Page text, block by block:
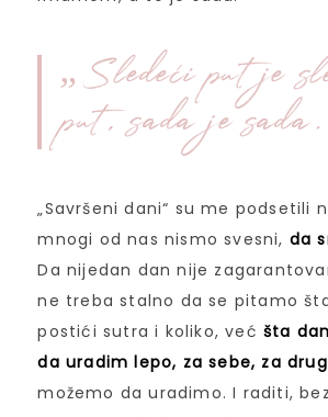
„Sledeći put je
put, sada je sada.“
„Savršeni dani“ su me podsetili
mnogi od nas nismo svesni, da
Da nijedan dan nije
ne treba stalno da se pitamo
postići sutra i koliko, većšta
da uradim lepo, za sebe, za
možemo da uradimo. I raditi,